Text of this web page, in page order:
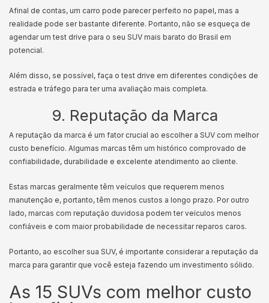
Afinal de contas, um carro pode parecer perfeito no papel, mas a
realidade pode ser bastante diferente. Portanto, não se esqueça de
agendar um test drive para o seu SUV mais barato do Brasil em
potencial.
Além disso, se possível, faça o test drive em diferentes condições de
estrada e tráfego para ter uma avaliação mais completa.
9. Reputação da Marca
A reputação da marca é um fator crucial ao escolher a SUV com melhor
custo benefício. Algumas marcas têm um histórico comprovado de
confiabilidade, durabilidade e excelente atendimento ao cliente.
Estas marcas geralmente têm veículos que requerem menos
manutenção e, portanto, têm menos custos a longo prazo. Por outro
lado, marcas com reputação duvidosa podem ter veículos menos
confiáveis e com maior probabilidade de necessitar reparos caros.
Portanto, ao escolher sua SUV, é importante considerar a reputação da
marca para garantir que você esteja fazendo um investimento sólido.
As 15 SUVs com melhor custo